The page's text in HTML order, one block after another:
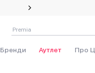
Спеціальна
Бренди Аутлет Про